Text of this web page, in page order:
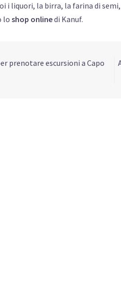
i liquori, la birra, la farina di
lo shop onlinedi Kanuf.
prenotare escursioni a Capo